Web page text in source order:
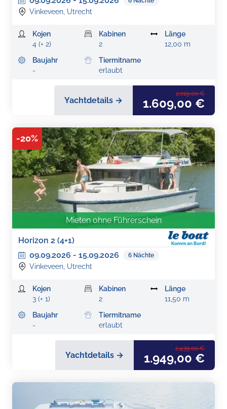
Vinkeveen, Utrecht
Kojen
4 (+ 2)
Kabinen
2
Länge
12,00 m
Baujahr
-
Tiermitname
erlaubt
Yachtdetails →
2.019,00 €
1.609,00 €
-20%
Mieten ohne Führerschein
Horizon 2 (4+1)
09.09.2026 - 15.09.2026 6 Nächte
Vinkeveen, Utrecht
Kojen
3 (+ 1)
Kabinen
2
Länge
11,50 m
Baujahr
-
Tiermitname
erlaubt
Yachtdetails →
2.439,00 €
1.949,00 €